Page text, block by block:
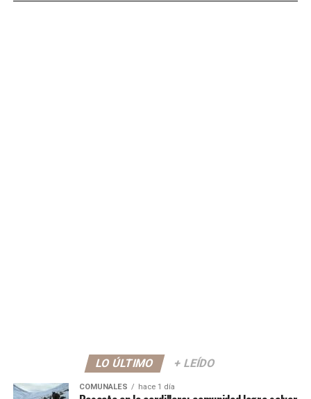
LO ÚLTIMO + LEÍDO
COMUNALES hace 1 día